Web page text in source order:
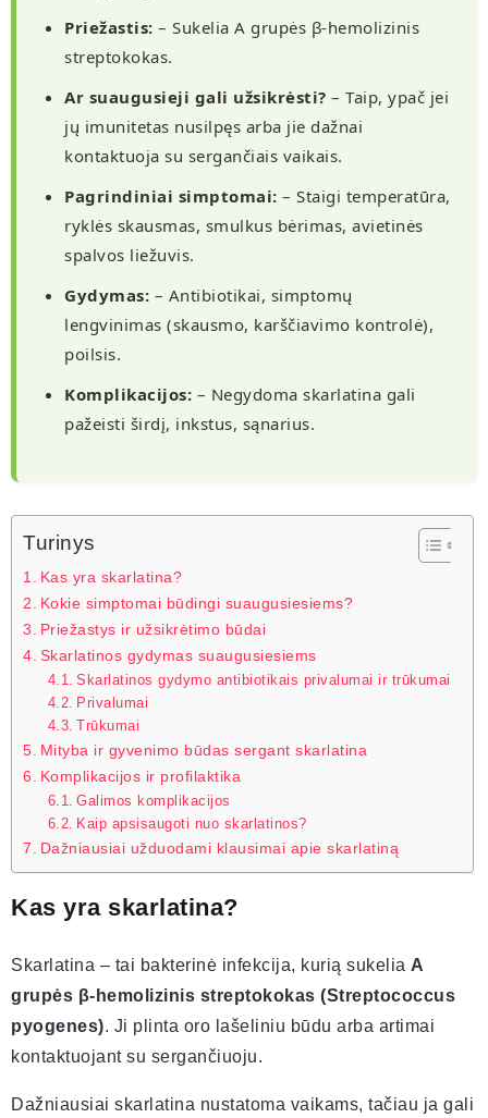
Priežastis: – Sukelia A grupės β-hemolizinis
streptokokas.
Ar suaugusieji gali užsikrėsti? – Taip, ypač jei
jų imunitetas nusilpęs arba jie dažnai
kontaktuoja su sergančiais vaikais.
Pagrindiniai simptomai: – Staigi temperatūra,
ryklės skausmas, smulkus bėrimas, avietinės
spalvos liežuvis.
Gydymas: – Antibiotikai, simptomų
lengvinimas (skausmo, karščiavimo kontrolė),
poilsis.
Komplikacijos: – Negydoma skarlatina gali
pažeisti širdį, inkstus, sąnarius.
Turinys
Kas yra skarlatina?
Kokie simptomai būdingi suaugusiesiems?
Priežastys ir užsikrėtimo būdai
Skarlatinos gydymas suaugusiesiems
Skarlatinos gydymo antibiotikais privalumai ir trūkumai
Privalumai
Trūkumai
Mityba ir gyvenimo būdas sergant skarlatina
Komplikacijos ir profilaktika
Galimos komplikacijos
Kaip apsisaugoti nuo skarlatinos?
Dažniausiai užduodami klausimai apie skarlatiną
Kas yra skarlatina?
Skarlatina – tai bakterinė infekcija, kurią sukelia A
grupės β-hemolizinis streptokokas (Streptococcus
pyogenes). Ji plinta oro lašeliniu būdu arba artimai
kontaktuojant su sergančiuoju.
Dažniausiai skarlatina nustatoma vaikams, tačiau ja gali